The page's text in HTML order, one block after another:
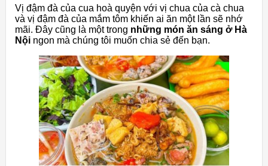
Vị đậm đà của cua hoà quyện với vị chua của cà chua
và vị đậm đà của mắm tôm khiến ai ăn một lần sẽ nhớ
mãi. Đây cũng là một trong những món ăn sáng ở Hà
Nội ngon mà chúng tôi muốn chia sẻ đến bạn.